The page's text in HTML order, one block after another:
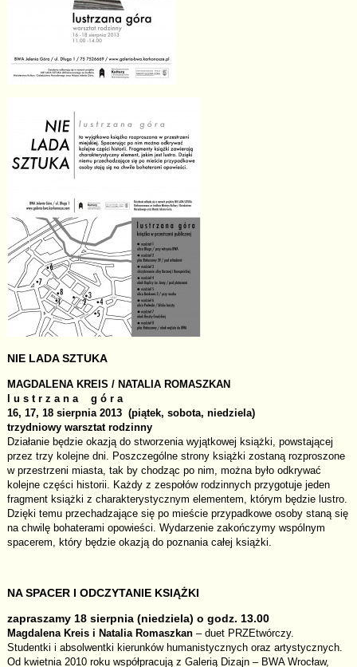
NIE LADA SZTUKA
MAGDALENA KREIS / NATALIA ROMASZKAN
l u s t r z a n a g ó r a
16, 17, 18 sierpnia 2013 (piątek, sobota, niedziela)
trzydniowy warsztat rodzinny
Działanie będzie okazją do stworzenia wyjątkowej książki, powstającej
przez trzy kolejne dni. Poszczególne strony książki zostaną rozproszone
w przestrzeni miasta, tak by chodząc po nim, można było odkrywać
kolejne części historii. Każdy z zespołów rodzinnych przygotuje jeden
fragment książki z charakterystycznym elementem, którym będzie lustro.
Dzięki temu przechadzające się po mieście przypadkowe osoby staną się
na chwilę bohaterami opowieści. Wydarzenie zakończymy wspólnym
spacerem, który będzie okazją do poznania całej książki.
NA SPACER I ODCZYTANIE KSIĄŻKI
zapraszamy 18 sierpnia (niedziela) o godz. 13.00
Magdalena Kreis i Natalia Romaszkan–duet PRZEtwórczy.
Studentki i absolwentki kierunków humanistycznych oraz artystycznych.
Od kwietnia 2010 roku współpracują z Galerią Dizajn – BWA Wrocław,